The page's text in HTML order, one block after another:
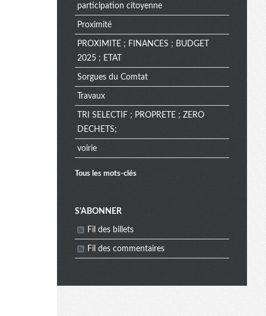
participation citoyenne
Proximité
PROXIMITE ; FINANCES ; BUDGET
2025 ; ETAT
Sorgues du Comtat
Travaux
TRI SELECTIF ; PROPRETE ; ZERO
DECHETS;
voirie
Tous les mots-clés
M
e
S'ABONNER
Fil des billets
Fil des commentaires